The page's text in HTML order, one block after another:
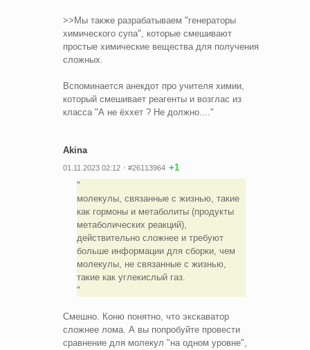
>>Мы также разрабатываем "генераторы
химического супа", которые смешивают
простые химические вещества для получения
сложных.
Вспоминается анекдот про учителя химии,
который смешивает реагенты и возглас из
класса "А не ёххет ? Не должно...."
Akina
01.11.2023 02:12 #26113964 +1
молекулы, связанные с жизнью, такие
как гормоны и метаболиты (продукты
метаболических реакций),
действительно сложнее и требуют
больше информации для сборки, чем
молекулы, не связанные с жизнью,
такие как углекислый газ.
Смешно. Коню понятно, что экскаватор
сложнее лома. А вы попробуйте провести
сравнение для молекул "на одном уровне",